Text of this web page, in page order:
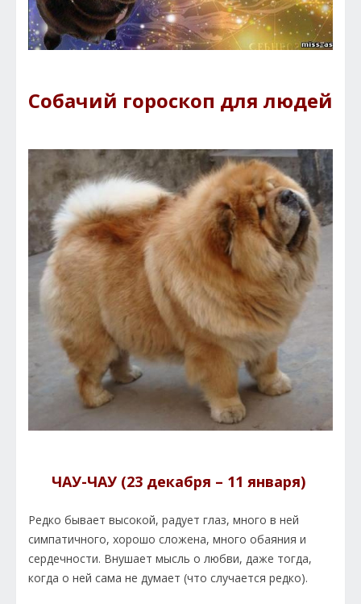
Собачий гороскоп для людей
ЧАУ-ЧАУ (23 декабря – 11 января)
Редко бывает высокой, радует глаз, много в ней
симпатичного, хорошо сложена, много обаяния и
сердечности. Внушает мысль о любви, даже тогда,
когда о ней сама не думает (что случается редко).